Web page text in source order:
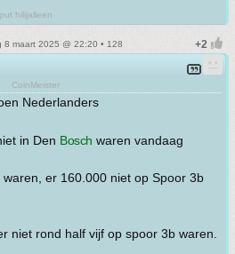
hilijalleen
8 maart 2025 @ 22:20 • 128
CoinMeister
Nederlanders
in Den Bosch waren vandaag
er 160.000 niet op Spoor 3b
niet rond half vijf op spoor 3b waren.